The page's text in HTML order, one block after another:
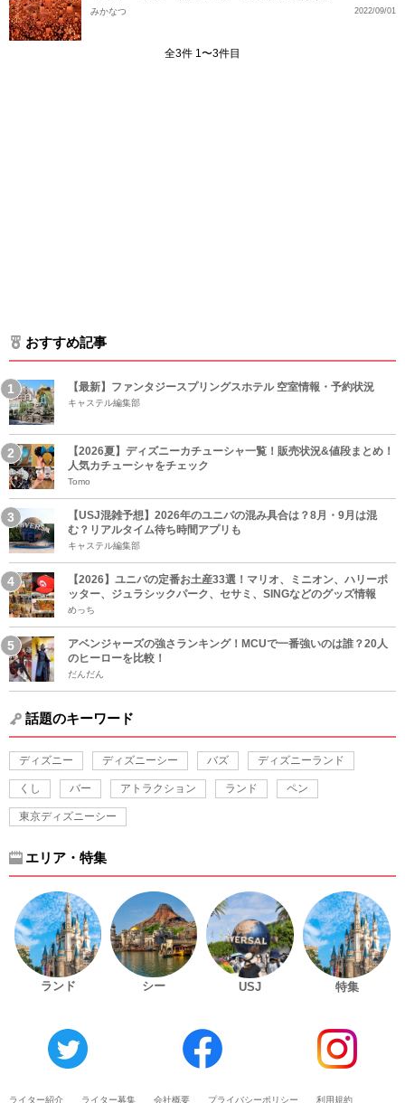
2022/09/01
みかなつ
全3件 1〜3件目
おすすめ記事
【最新】ファンタジースプリングスホテル 空室情報・予約状況
キャステル編集部
【2026夏】ディズニーカチューシャ一覧！販売状況&値段まとめ！
人気カチューシャをチェック
Tomo
【USJ混雑予想】2026年のユニバの混み具合は？8月・9月は混
む？リアルタイム待ち時間アプリも
キャステル編集部
【2026】ユニバの定番お土産33選！マリオ、ミニオン、ハリーポ
ッター、ジュラシックパーク、セサミ、SINGなどのグッズ情報
めっち
アベンジャーズの強さランキング！MCUで一番強いのは誰？20人
のヒーローを比較！
だんだん
話題のキーワード
ディズニー ディズニーシー バズ ディズニーランド
くし バー アトラクション ランド ペン
東京ディズニーシー
エリア・特集
ランド シー USJ 特集
ライター紹介 ライター募集 会社概要 プライバシーポリシー 利用規約